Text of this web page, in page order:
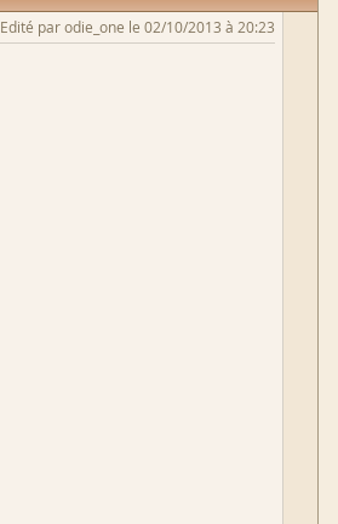
Edité par odie_one le 02/10/2013 à 20:23